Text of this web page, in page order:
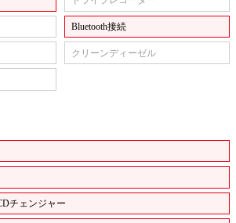
Bluetooth接続
クリーンディーゼル
チェンジャー